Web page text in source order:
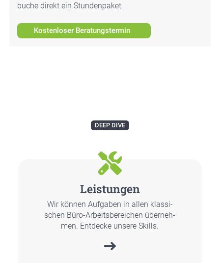
buche direkt ein Stun­den­pa­ket.
Kostenloser Beratungstermin
DEEP DIVE
Leis­tun­gen
Wir kön­nen Auf­ga­ben in allen klas­si­
schen Büro-Arbeits­be­rei­chen über­neh­
men. Ent­de­cke unse­re Skills.